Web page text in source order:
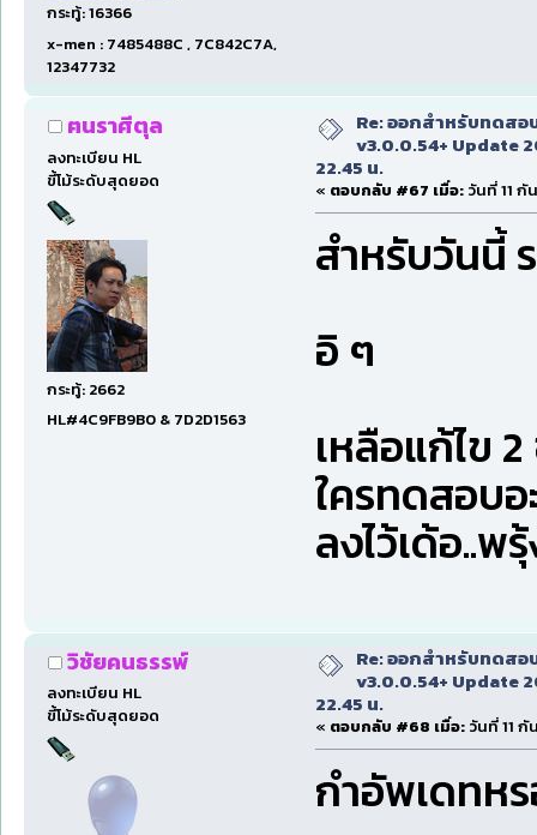
กระทู้: 16366
x-men : 7485488C , 7C842C7A,
12347732
ฅนราศีตุล
ลงทะเบียน HL
ขี้โม้ระดับสุดยอด
กระทู้: 2662
HL#4C9FB9B0 & 7D2D1563
Re: ออกสำหรับทดสอ
v3.0.0.54+ Update
22.45 น.
« ตอบกลับ #67 เมื่อ: วันที่ 11 กั
สำหรับวันนี้
อิ ๆ
เหลือแก้ไข
ใครทดสอบอ
ลงไว้เด้อ..
วิชัยคนธรรพ์
ลงทะเบียน HL
ขี้โม้ระดับสุดยอด
Re: ออกสำหรับทดสอ
v3.0.0.54+ Update
22.45 น.
« ตอบกลับ #68 เมื่อ: วันที่ 11
กำอัพเดทห